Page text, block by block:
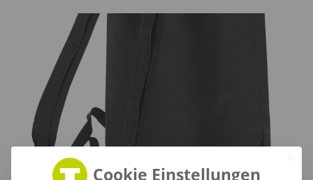
Cookie Einstellungen